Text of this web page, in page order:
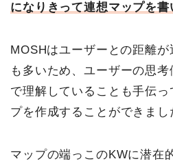
になりきって連想マップを書
MOSHはユーザーとの距離が
も多いため、ユーザーの思
で理解していることも手伝
プを作成することができまし
マップの端っこのKWに潜在